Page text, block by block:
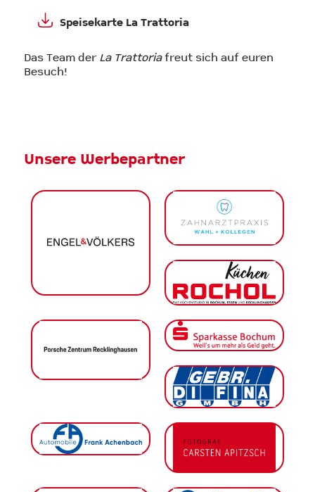
Speisekarte La Trattoria
Das Team der La Trattoriafreut sich auf euren
Besuch!
Unsere Werbepartner